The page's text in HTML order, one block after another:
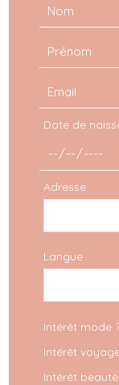
Date de
Adresse
Langue
Intérêt mode
Intérêt
Intérêt